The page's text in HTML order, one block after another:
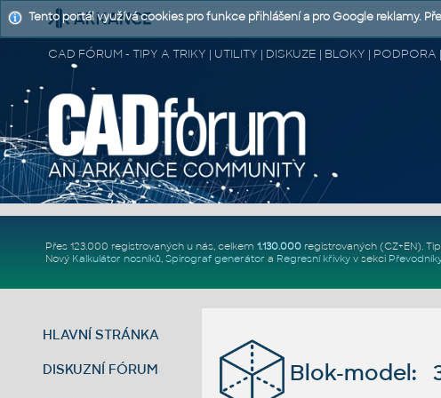
CAD FÓRUM - TIPY A TRIKY | UTILITY | DISKUZE | BLOKY |
Přes 123.000 registrovaných u nás, celkem 1.130.000registrovaných (CZ+EN).
Nový Kalkulátor nosníků, Spirograf generátor a Regresní křivkyv sekci Převodníky
HLAVNÍ STRÁNKA
DISKUZNÍ FÓRUM Blok-model:
Tento portál využívá cookies pro funkce přihlášení a pro Google reklamy.